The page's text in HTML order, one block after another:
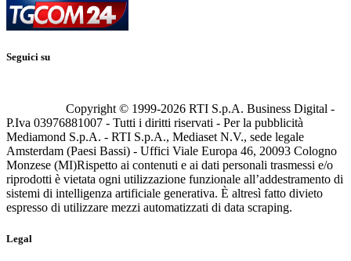
Seguici su
Copyright © 1999-2026 RTI S.p.A. Business Digital -
P.Iva 03976881007 - Tutti i diritti riservati - Per la pubblicità
Mediamond S.p.A. - RTI S.p.A., Mediaset N.V., sede legale
Amsterdam (Paesi Bassi) - Uffici Viale Europa 46, 20093 Cologno
Monzese (MI)Rispetto ai contenuti e ai dati personali trasmessi e/o
riprodotti è vietata ogni utilizzazione funzionale all’addestramento di
sistemi di intelligenza artificiale generativa. È altresì fatto divieto
espresso di utilizzare mezzi automatizzati di data scraping.
Legal